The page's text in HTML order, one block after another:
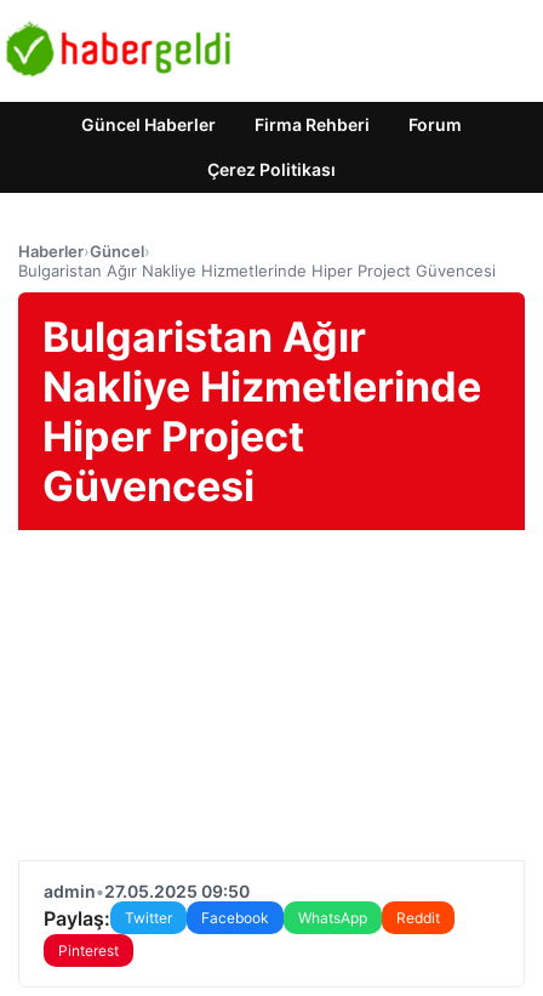
Güncel Haberler Firma Rehberi Forum
Çerez Politikası
Haberler›Güncel›
Bulgaristan Ağır Nakliye Hizmetlerinde Hiper Project Güvencesi
Bulgaristan Ağır
Nakliye Hizmetlerinde
Hiper Project
Güvencesi
admin•27.05.2025 09:50
Paylaş: Twitter Facebook WhatsApp
Reddit
Pinterest